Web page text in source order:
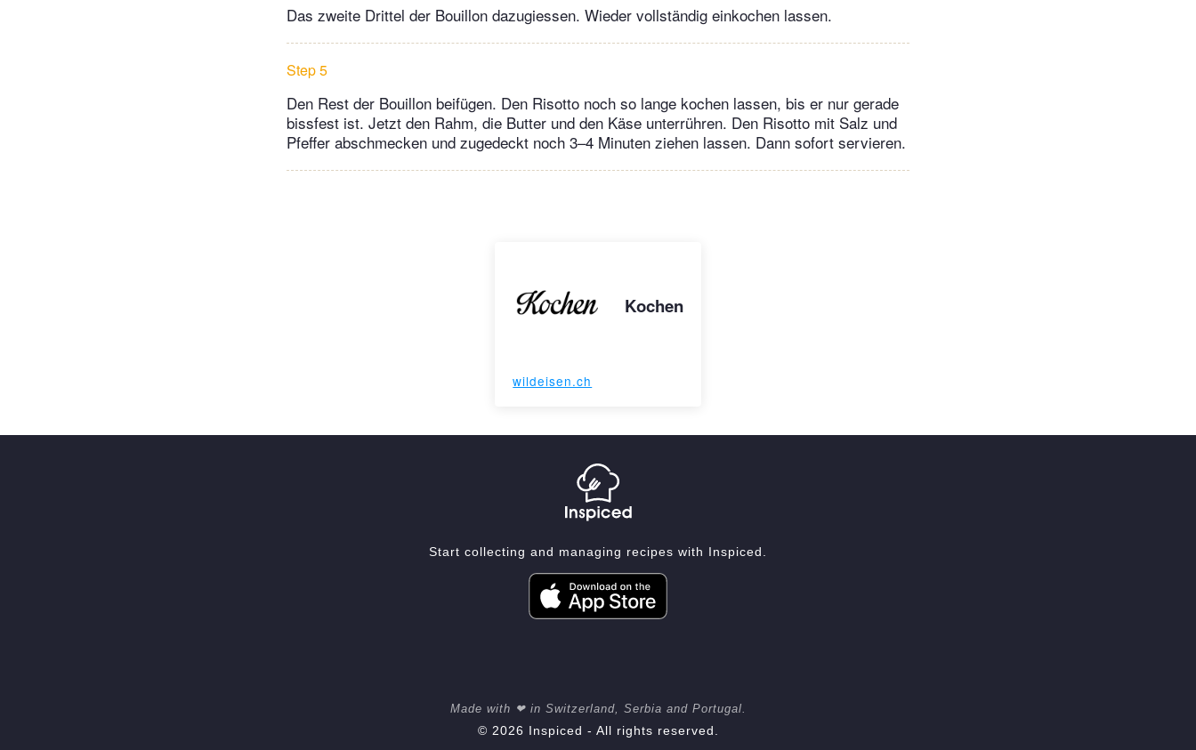
Das zweite Drittel der Bouillon dazugiessen. Wieder vollständig einkochen lassen.
Step 5
Den Rest der Bouillon beifügen. Den Risotto noch so lange kochen lassen, bis er nur gerade
bissfest ist. Jetzt den Rahm, die Butter und den Käse unterrühren. Den Risotto mit Salz und
Pfeffer abschmecken und zugedeckt noch 3–4 Minuten ziehen lassen. Dann sofort servieren.
Kochen
wildeisen.ch
Start collecting and managing recipes with Inspiced.
Made with ❤ in Switzerland, Serbia and Portugal.
© 2026 Inspiced - All rights reserved.